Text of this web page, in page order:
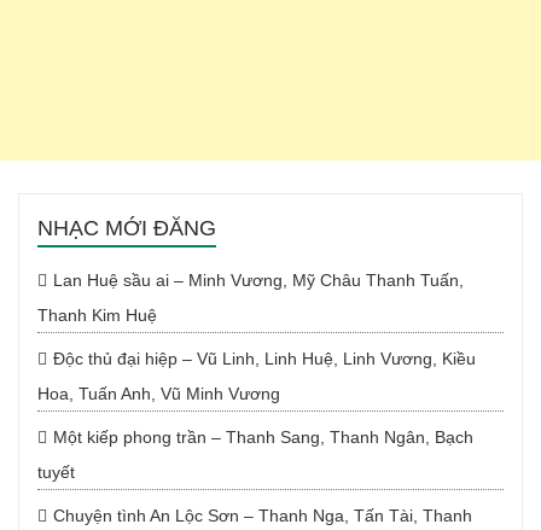
NHẠC MỚI ĐĂNG
Lan Huệ sầu ai – Minh Vương, Mỹ Châu Thanh Tuấn,
Thanh Kim Huệ
Độc thủ đại hiệp – Vũ Linh, Linh Huệ, Linh Vương, Kiều
Hoa, Tuấn Anh, Vũ Minh Vương
Một kiếp phong trần – Thanh Sang, Thanh Ngân, Bạch
tuyết
Chuyện tình An Lộc Sơn – Thanh Nga, Tấn Tài, Thanh